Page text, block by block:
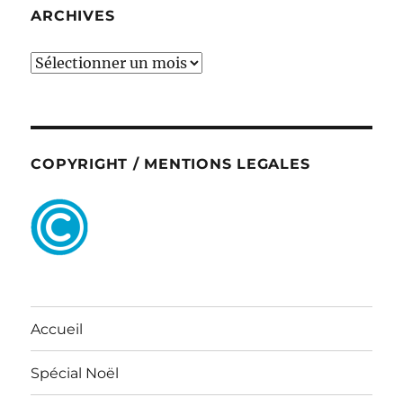
ARCHIVES
ARCHIVES
COPYRIGHT / MENTIONS LEGALES
Accueil
Spécial Noël